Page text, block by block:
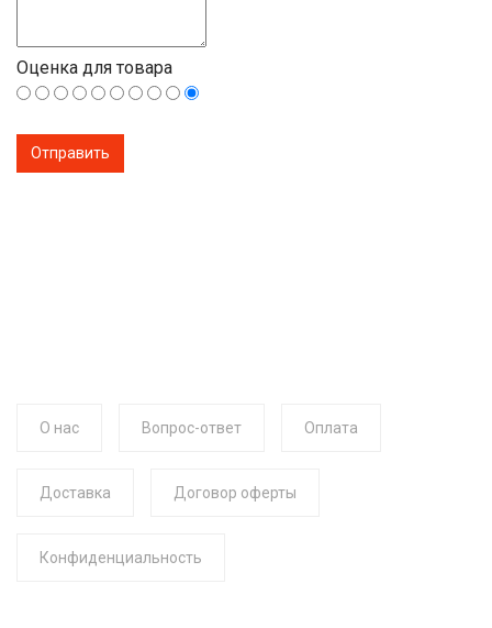
Оценка для товара
О нас Вопрос-ответ Оплата
Доставка Договор оферты
Конфиденциальность